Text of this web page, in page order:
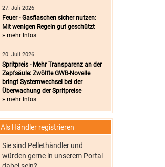
27. Juli 2026
Feuer - Gasflaschen sicher nutzen:
Mit wenigen Regeln gut geschützt
» mehr Infos
20. Juli 2026
Spritpreis - Mehr Transparenz an der
Zapfsäule: Zwölfte GWB-Novelle
bringt Systemwechsel bei der
Überwachung der Spritpreise
» mehr Infos
Als Händler registrieren
Sie sind Pellethändler und
würden gerne in unserem Portal